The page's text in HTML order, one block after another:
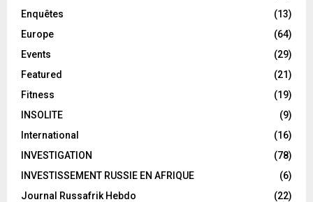
Enquêtes
(13)
Europe
(64)
Events
(29)
Featured
(21)
Fitness
(19)
INSOLITE
(9)
International
(16)
INVESTIGATION
(78)
INVESTISSEMENT RUSSIE EN AFRIQUE
(6)
Journal Russafrik Hebdo
(22)